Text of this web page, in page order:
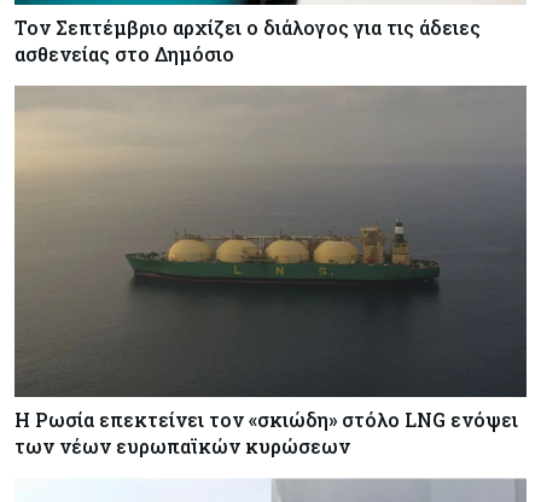
Τον Σεπτέμβριο αρχίζει ο διάλογος για τις άδειες
ασθενείας στο Δημόσιο
Η Ρωσία επεκτείνει τον «σκιώδη» στόλο LNG ενόψει
των νέων ευρωπαϊκών κυρώσεων